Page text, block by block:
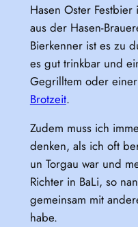
Hasen Oster
aus der Hasen-
Bierkenner ist es zu
es gut trinkbar und
Gegrilltem oder
Brotzeit.
Zudem muss ich
denken, als ich oft
un Torgau war und
Richter in BaLi, so
gemeinsam mit
habe.